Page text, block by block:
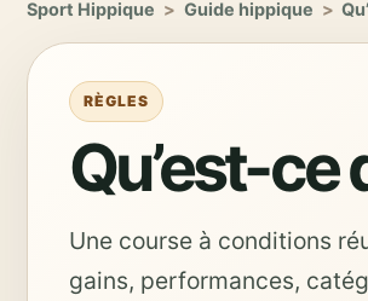
Sport Hippique > Guide hippique >
RÈGLES
Qu’est-ce
Une course à conditions
gains, performances,